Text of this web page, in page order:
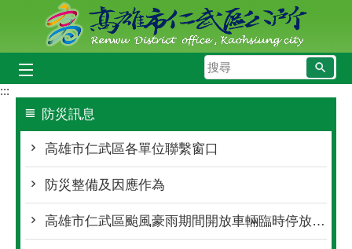
跳到主要內容區塊
搜
尋
:::
防災訊息
高雄市仁武區各單位聯繫窗口
防災整備及因應作為
高雄市仁武區颱風豪雨期間開放車輛臨時停放處所